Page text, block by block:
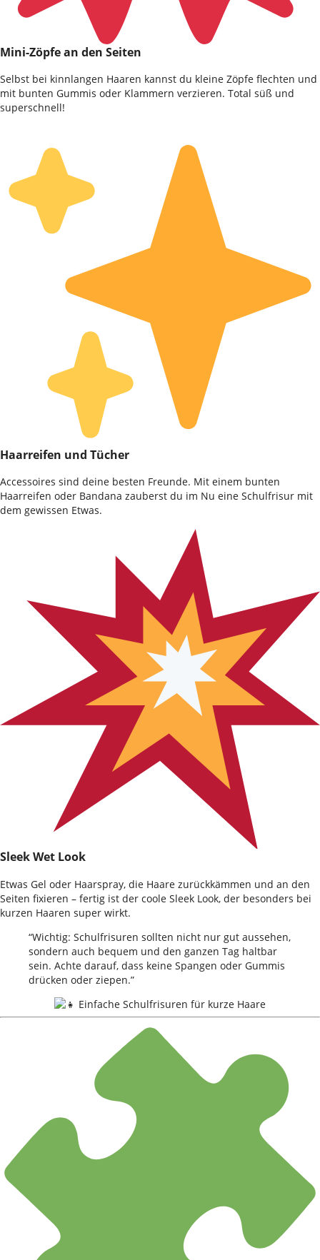
Mini-Zöpfe an den Seiten
Selbst bei kinnlangen Haaren kannst du kleine Zöpfe flechten und
mit bunten Gummis oder Klammern verzieren. Total süß und
superschnell!
Haarreifen und Tücher
Accessoires sind deine besten Freunde. Mit einem bunten
Haarreifen oder Bandana zauberst du im Nu eine Schulfrisur mit
dem gewissen Etwas.
Sleek Wet Look
Etwas Gel oder Haarspray, die Haare zurückkämmen und an den
Seiten fixieren – fertig ist der coole Sleek Look, der besonders bei
kurzen Haaren super wirkt.
“Wichtig: Schulfrisuren sollten nicht nur gut aussehen,
sondern auch bequem und den ganzen Tag haltbar
sein. Achte darauf, dass keine Spangen oder Gummis
drücken oder ziepen.”